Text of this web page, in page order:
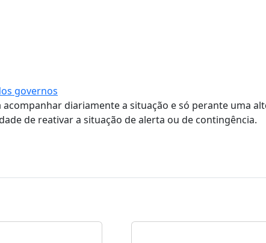
governos
diariamente a situação e só perante uma
de reativar a situação de alerta ou de contingência.